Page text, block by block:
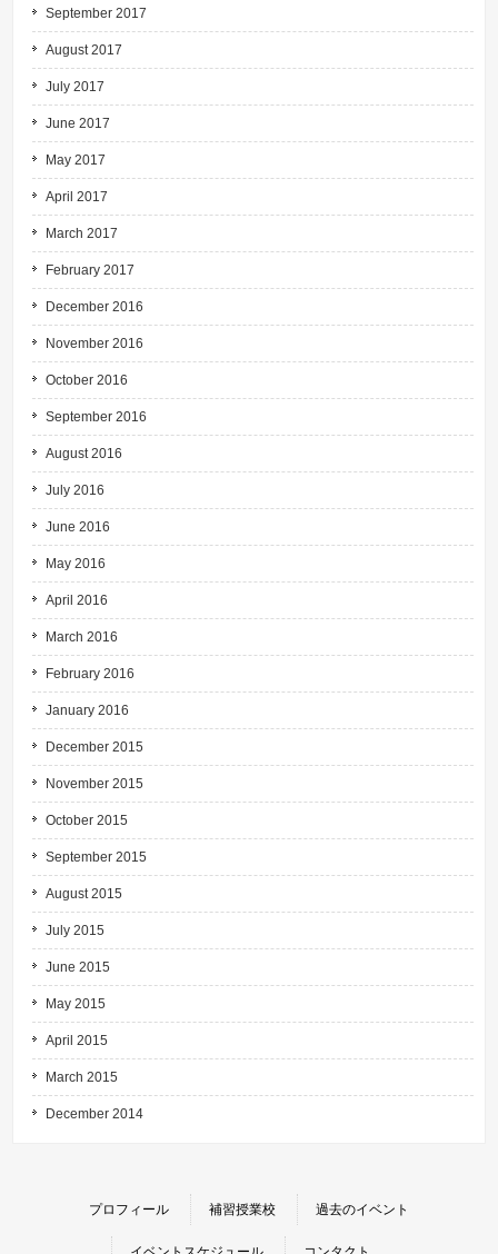
September 2017
August 2017
July 2017
June 2017
May 2017
April 2017
March 2017
February 2017
December 2016
November 2016
October 2016
September 2016
August 2016
July 2016
June 2016
May 2016
April 2016
March 2016
February 2016
January 2016
December 2015
November 2015
October 2015
September 2015
August 2015
July 2015
June 2015
May 2015
April 2015
March 2015
December 2014
プロフィール 補習授業校 過去のイベント